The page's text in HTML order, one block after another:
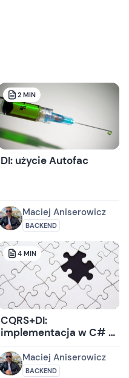
2 MIN
DI: użycie Autofac
Maciej Aniserowicz
BACKEND
4 MIN
CQRS+DI:
implementacja w C# i
Autofac
Maciej Aniserowicz
BACKEND